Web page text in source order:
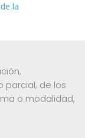
la
parcial, de los
o modalidad,